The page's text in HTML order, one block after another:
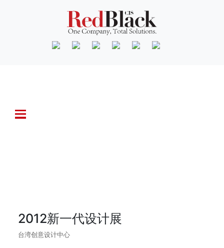
前往首頁 - 朱墨品牌策劃設計中心
2012新一代设计展
台湾创意设计中心